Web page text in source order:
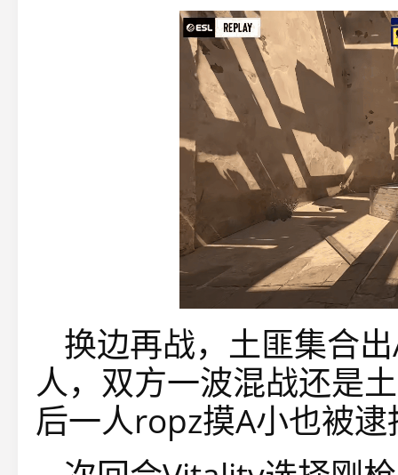
换边再战，土匪集合
人，双方一波混战还是
后一人ropz摸A小也被